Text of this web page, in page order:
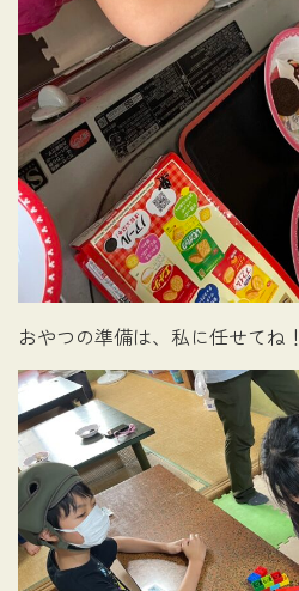
おやつの準備は、私に任せてね！